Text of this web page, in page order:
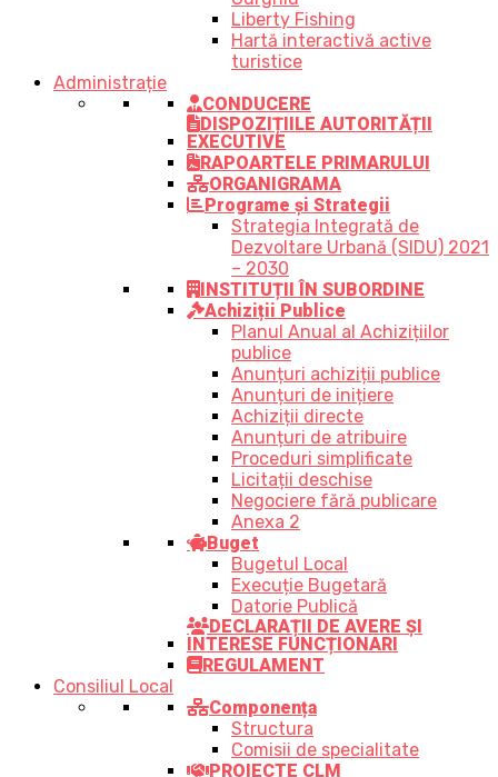
Liberty Fishing
Hartă interactivă active
turistice
Administrație
CONDUCERE
DISPOZIȚIILE AUTORITĂȚII
EXECUTIVE
RAPOARTELE PRIMARULUI
ORGANIGRAMA
Programe și Strategii
Strategia Integrată de
Dezvoltare Urbană (SIDU) 2021
– 2030
INSTITUȚII ÎN SUBORDINE
Achiziții Publice
Planul Anual al Achizițiilor
publice
Anunțuri achiziții publice
Anunțuri de inițiere
Achiziții directe
Anunțuri de atribuire
Proceduri simplificate
Licitații deschise
Negociere fără publicare
Anexa 2
Buget
Bugetul Local
Execuție Bugetară
Datorie Publică
DECLARAȚII DE AVERE ȘI
INTERESE FUNCȚIONARI
REGULAMENT
Consiliul Local
Componența
Structura
Comisii de specialitate
PROIECTE CLM